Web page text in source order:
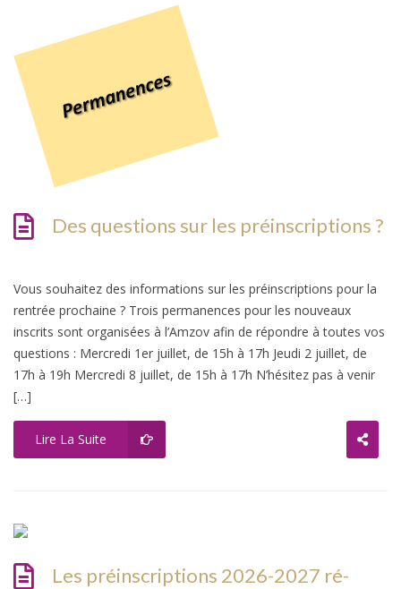
Des questions sur les préinscriptions ?
Vous souhaitez des informations sur les préinscriptions pour la
rentrée prochaine ? Trois permanences pour les nouveaux
inscrits sont organisées à l’Amzov afin de répondre à toutes vos
questions : Mercredi 1er juillet, de 15h à 17h Jeudi 2 juillet, de
17h à 19h Mercredi 8 juillet, de 15h à 17h N’hésitez pas à venir
[…]
Lire La Suite
Les préinscriptions 2026-2027 ré-